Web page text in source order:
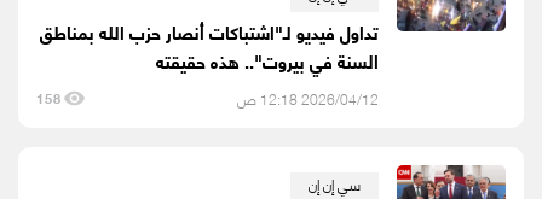
تداول فيديو لـ"اشتباكات أنصار حزب الله بمناطق
السنة في بيروت".. هذه حقيقته
2026/04/12 12:18 ص 158
سي إن إن